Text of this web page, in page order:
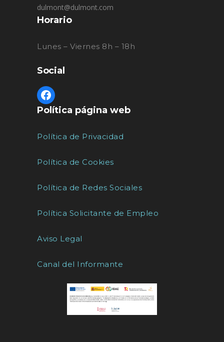
dulmont@dulmont.com
Horario
Lunes – Viernes 8h – 18h
Social
Política página web
Política de Privacidad
Política de Cookies
Política de Redes Sociales
Política Solicitante de Empleo
Aviso Legal
Canal del Informante